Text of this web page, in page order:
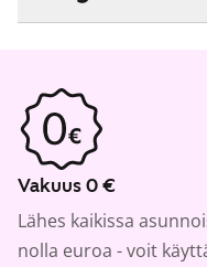
Vakuus 0 €
Lähes kaikissa
nolla euroa - voit